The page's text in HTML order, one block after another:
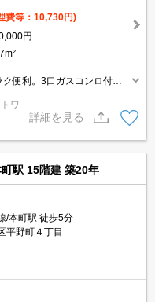
費等：10,730円)
円
便利。3口ガスコンロ付で
ワ
詳細を見る
駅 15階建 築20年
/本町駅 徒歩5分
平野町４丁目